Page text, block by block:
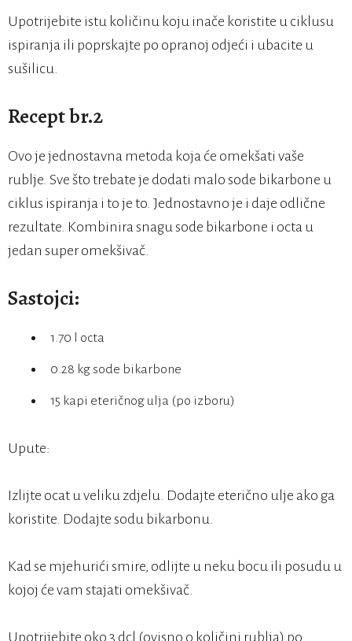
Upotrijebite istu količinu koju inače koristite u ciklusu
ispiranja ili poprskajte po opranoj odjeći i ubacite u
sušilicu.
Recept br.2
Ovo je jednostavna metoda koja će omekšati vaše
rublje. Sve što trebate je dodati malo sode bikarbone u
ciklus ispiranja i to je to. Jednostavno je i daje odlične
rezultate. Kombinira snagu sode bikarbone i octa u
jedan super omekšivač.
Sastojci:
1.70 l octa
0.28 kg sode bikarbone
15 kapi eteričnog ulja (po izboru)
Upute:
Izlijte ocat u veliku zdjelu. Dodajte eterično ulje ako ga
koristite. Dodajte sodu bikarbonu.
Kad se mjehurići smire, odlijte u neku bocu ili posudu u
kojoj će vam stajati omekšivač.
Upotrijebite oko 3 dcl (ovisno o količini rublja) po